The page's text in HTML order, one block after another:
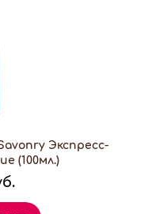
Экспресс-
(100мл.)